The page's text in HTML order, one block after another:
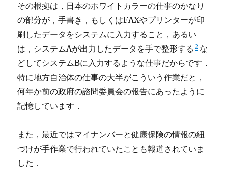
その根拠は，日本のホワイトカラーの仕事のかなり
の部分が，手書き，もしくはFAXやプリンターが印
刷したデータをシステムに入力すること，あるい
は，システムAが出力したデータを手で整形する 2 な
どしてシステムBに入力するような仕事だからです．
特に地方自治体の仕事の大半がこういう作業だと，
何年か前の政府の諮問委員会の報告にあったように
記憶しています．
また，最近ではマイナンバーと健康保険の情報の紐
づけが手作業で行われていたことも報道されていま
した．